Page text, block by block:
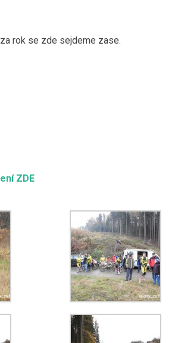
rok se zde sejdeme zase.
ZDE